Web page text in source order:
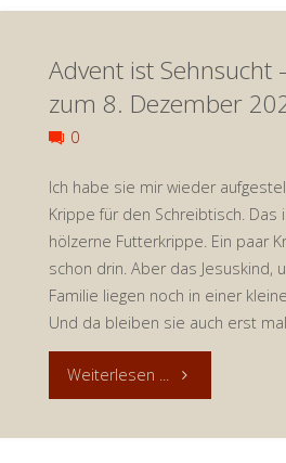
Advent ist Sehnsucht
zum 8. Dezember
0
Ich habe sie mir wieder
Krippe für den Schreibtisch. Das
hölzerne Futterkrippe. Ein paar
schon drin. Aber das Jesuskind,
Familie liegen noch in einer
Und da bleiben sie auch erst
Weiterlesen ... "Advent